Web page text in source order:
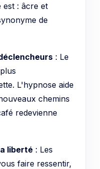
est : âcre et
de
: Le
L'hypnose aide
chemins
redevienne
liberté: Les
faire ressentir,